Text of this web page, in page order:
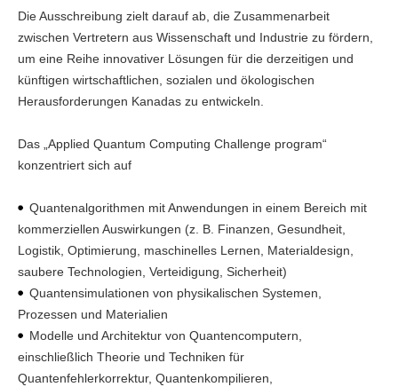
Die Ausschreibung zielt darauf ab, die Zusammenarbeit
zwischen Vertretern aus Wissenschaft und Industrie zu fördern,
um eine Reihe innovativer Lösungen für die derzeitigen und
künftigen wirtschaftlichen, sozialen und ökologischen
Herausforderungen Kanadas zu entwickeln.
Das „Applied Quantum Computing Challenge program“
konzentriert sich auf
Quantenalgorithmen mit Anwendungen in einem Bereich mit
kommerziellen Auswirkungen (z. B. Finanzen, Gesundheit,
Logistik, Optimierung, maschinelles Lernen, Materialdesign,
saubere Technologien, Verteidigung, Sicherheit)
Quantensimulationen von physikalischen Systemen,
Prozessen und Materialien
Modelle und Architektur von Quantencomputern,
einschließlich Theorie und Techniken für
Quantenfehlerkorrektur, Quantenkompilieren,